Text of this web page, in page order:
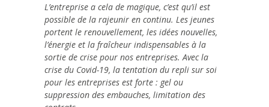
L’entreprise a cela de magique, c’est qu’il est
possible de la rajeunir en continu. Les jeunes
portent le renouvellement, les idées nouvelles,
l’énergie et la fraîcheur indispensables à la
sortie de crise pour nos entreprises. Avec la
crise du Covid-19, la tentation du repli sur soi
pour les entreprises est forte : gel ou
suppression des embauches, limitation des